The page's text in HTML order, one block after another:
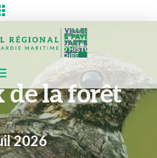
de la forêt
2026